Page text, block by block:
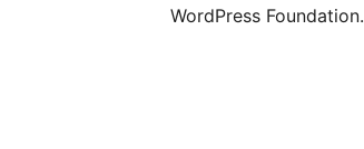
WordPress Foundation.